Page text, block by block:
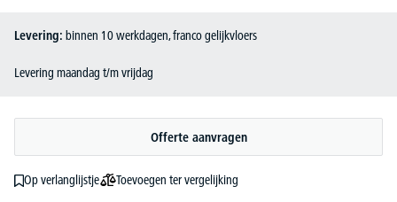
Levering: binnen 10 werkdagen, franco gelijkvloers
Levering maandag t/m vrijdag
Offerte aanvragen
Op verlanglijstje Toevoegen ter vergelijking